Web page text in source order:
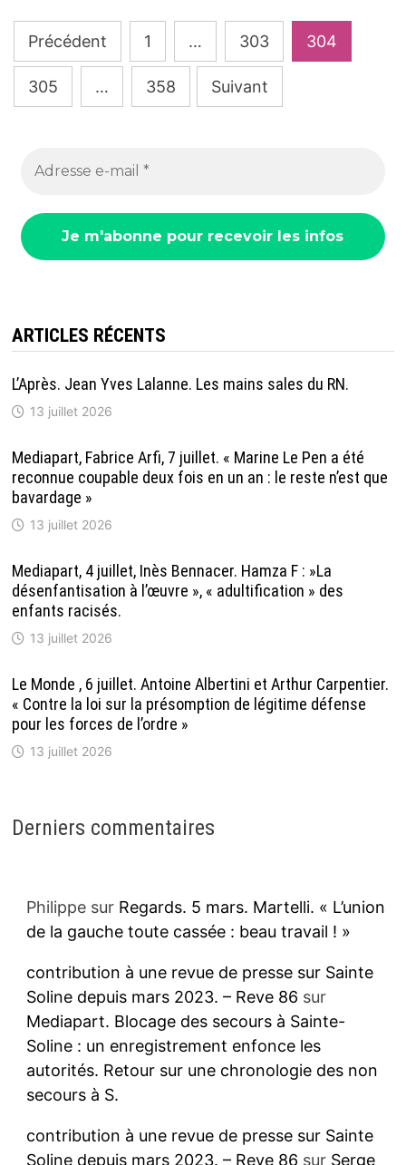
Pagination
des
publications
Précédent 1 … 303 304
305 … 358 Suivant
ARTICLES RÉCENTS
L’Après. Jean Yves Lalanne. Les mains sales du RN.
13 juillet 2026
Mediapart, Fabrice Arfi, 7 juillet. « Marine Le Pen a été
reconnue coupable deux fois en un an : le reste n’est que
bavardage »
13 juillet 2026
Mediapart, 4 juillet, Inès Bennacer. Hamza F : »La
désenfantisation à l’œuvre », « adultification » des
enfants racisés.
13 juillet 2026
Le Monde , 6 juillet. Antoine Albertini et Arthur Carpentier.
« Contre la loi sur la présomption de légitime défense
pour les forces de l’ordre »
13 juillet 2026
Derniers commentaires
Philippesur Regards. 5 mars. Martelli. « L’union
de la gauche toute cassée : beau travail ! »
contribution à une revue de presse sur Sainte
Soline depuis mars 2023. – Reve 86 sur
Mediapart. Blocage des secours à Sainte-
Soline : un enregistrement enfonce les
autorités. Retour sur une chronologie des non
secours à S.
contribution à une revue de presse sur Sainte
Soline depuis mars 2023. – Reve 86 sur Serge